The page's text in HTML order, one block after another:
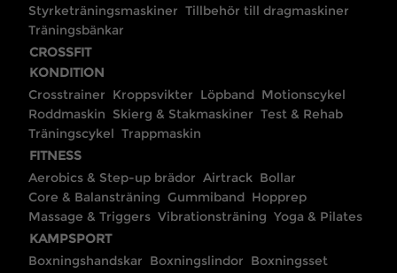
Styrketräningsmaskiner Tillbehör till dragmaskiner
Träningsbänkar
CROSSFIT
KONDITION
Crosstrainer Kroppsvikter Löpband Motionscykel
Roddmaskin Skierg & Stakmaskiner Test & Rehab
Träningscykel Trappmaskin
FITNESS
Aerobics & Step-up brädor Airtrack Bollar
Core & Balansträning Gummiband Hopprep
Massage & Triggers Vibrationsträning Yoga & Pilates
KAMPSPORT
Boxningshandskar Boxningslindor Boxningsset